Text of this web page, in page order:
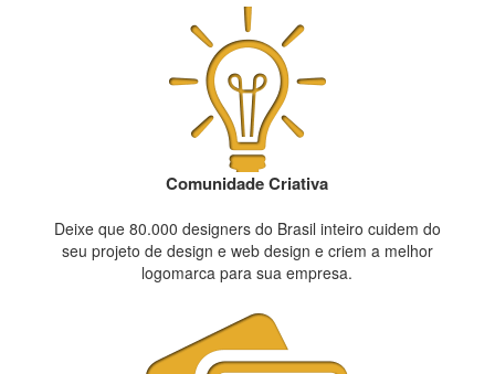
Comunidade Criativa
Deixe que 80.000 designers do Brasil inteiro cuidem do
seu projeto de design e web design e criem a melhor
logomarca para sua empresa.